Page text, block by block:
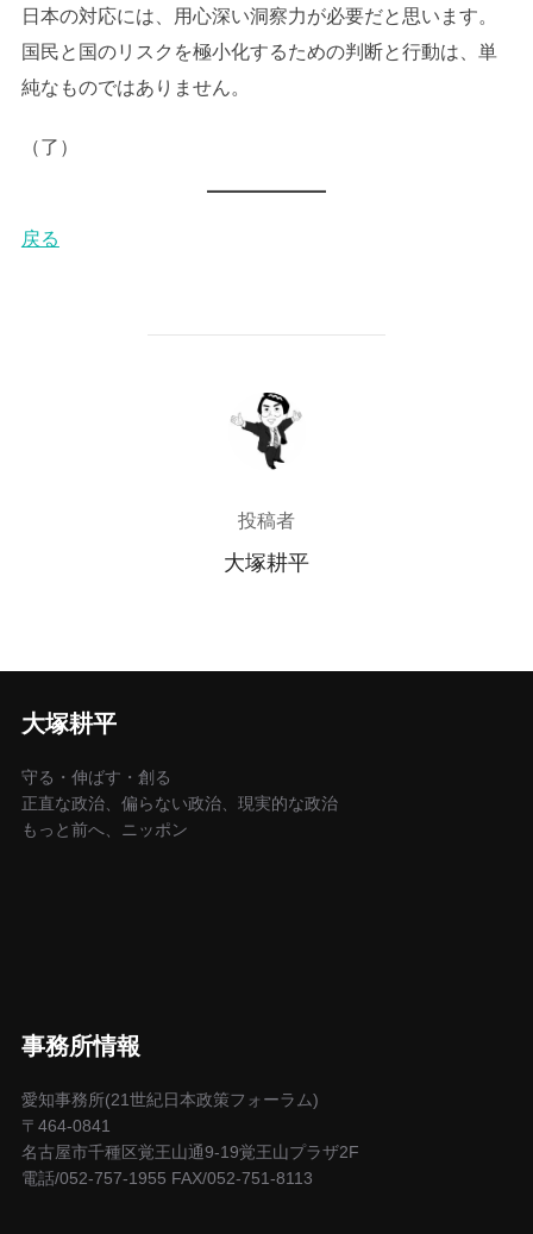
日本の対応には、用心深い洞察力が必要だと思います。
国民と国のリスクを極小化するための判断と行動は、単
純なものではありません。
（了）
戻る
投稿者
投稿者
大塚耕平
大塚耕平
守る・伸ばす・創る
正直な政治、偏らない政治、現実的な政治
もっと前へ、ニッポン
事務所情報
愛知事務所(21世紀日本政策フォーラム)
〒464-0841
名古屋市千種区覚王山通9-19覚王山プラザ2F
電話/052-757-1955 FAX/052-751-8113